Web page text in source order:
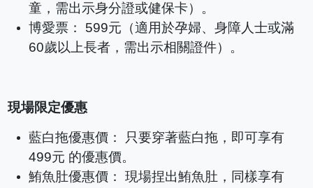
童，需出示身分證或健保卡）。
博愛票： 599元（適用於孕婦、身障人士或滿
60歲以上長者，需出示相關證件）。
現場限定優惠
藍白拖優惠價： 只要穿著藍白拖，即可享有
499元 的優惠價。
鮪魚肚優惠價： 現場捏出鮪魚肚，同樣享有